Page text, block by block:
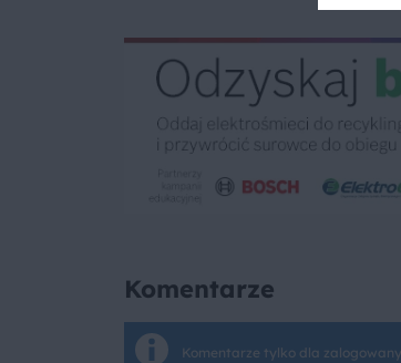
Komentarze
Komentarze tylko dla